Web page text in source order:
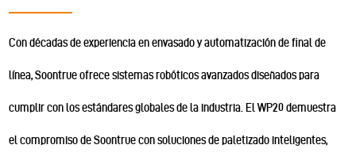
Con décadas de experiencia en envasado y automatización de final de
línea, Soontrue ofrece sistemas robóticos avanzados diseñados para
cumplir con los estándares globales de la industria. El WP20 demuestra
el compromiso de Soontrue con soluciones de paletizado inteligentes,